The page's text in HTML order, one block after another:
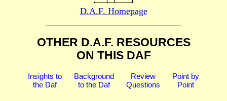
D.A.F. Homepage
OTHER D.A.F. RESOURCES
ON THIS DAF
Insights to
the Daf
Background
to the Daf
Review
Questions
Point by
Point